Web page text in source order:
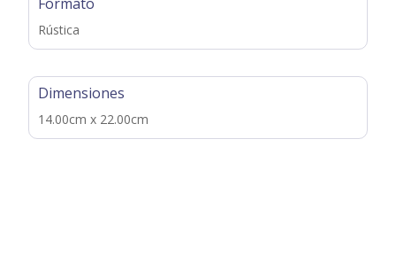
Rústica
Dimensiones
14.00cm x 22.00cm